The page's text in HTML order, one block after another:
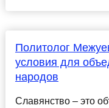
Политолог
условия для
народов
Славянство – это